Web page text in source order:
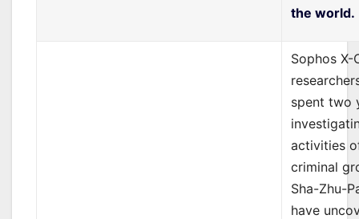
the world.
Sophos X-
spent two
activities
criminal
Sha-Zhu-
have